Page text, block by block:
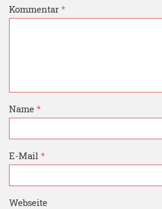
Kommentar *
Name *
E-Mail *
Webseite